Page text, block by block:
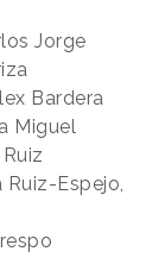
Jorge
Bardera
Miguel
Ruiz-Espejo,